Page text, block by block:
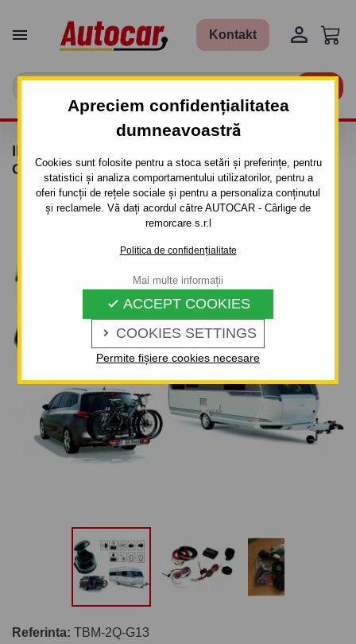
Apreciem confidențialitatea
dumneavoastră
Cookies sunt folosite pentru a stoca setări și preferințe, pentru
statistici și analiza comportamentului utilizatorilor, pentru a
oferi funcții de rețele sociale și pentru a personaliza conținutul
și reclamele. Vă dați acordul către AUTOCAR - Cârlige de
remorcare s.r.l
Politica de confidențialitate
 COOKIES SETTINGS
 ACCEPT COOKIES
Permite fișiere cookies necesare
Mai multe informații
 Kontakt 
INSTALAȚIE ELECTRICĂ SPECIALĂ TBM-
G13
Referinta: TBM-2Q-G13